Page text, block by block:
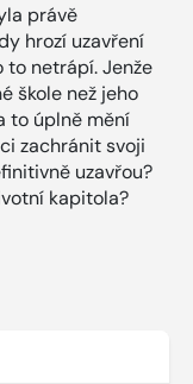
právě
hrozí uzavření
to netrápí. Jenže
škole než jeho
to úplně mění
zachránit svoji
uzavřou?
kapitola?